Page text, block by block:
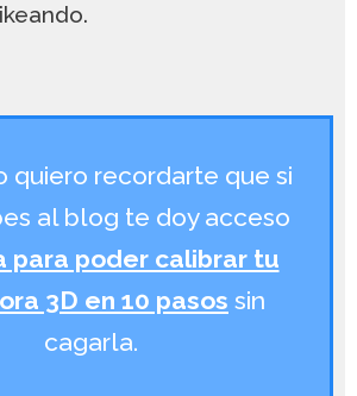
quiero recordarte que si
al blog te doy acceso
para poder calibrar tu
3D en 10 pasos sin
cagarla.